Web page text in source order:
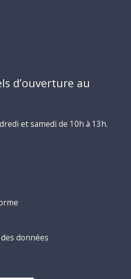
d’ouverture au
et samedi de 10h à 13h.
données